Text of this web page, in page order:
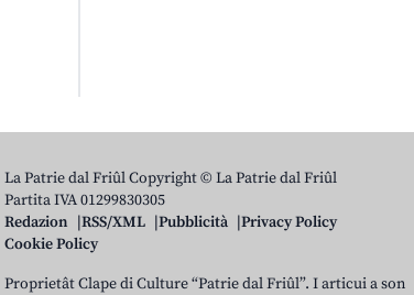
La Patrie dal Friûl Copyright © La Patrie dal Friûl
Partita IVA 01299830305
Redazion
RSS/XML Pubblicità
Privacy Policy
Cookie Policy
Proprietât Clape di Culture “Patrie dal Friûl”. I articui a son